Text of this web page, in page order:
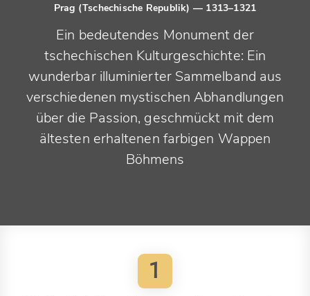
Prag (Tschechische Republik) — 1313–1321
Ein bedeutendes Monument der
tschechischen Kulturgeschichte: Ein
wunderbar illuminierter Sammelband aus
verschiedenen mystischen Abhandlungen
über die Passion, geschmückt mit dem
ältesten erhaltenen farbigen Wappen
Böhmens
1